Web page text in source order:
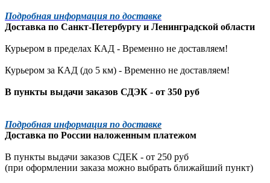
Подробная информация по доставке
Доставка по Санкт-Петербургу и Ленинградской области
Курьером в пределах КАД - Временно не доставляем!
Курьером за КАД (до 5 км) - Временно не доставляем!
В пункты выдачи заказов СДЭК - от 350 руб
Подробная информация по доставке
Доставка по России наложенным платежом
В пункты выдачи заказов СДЕК - от 250 руб
(при оформлении заказа можно выбрать ближайший пункт)